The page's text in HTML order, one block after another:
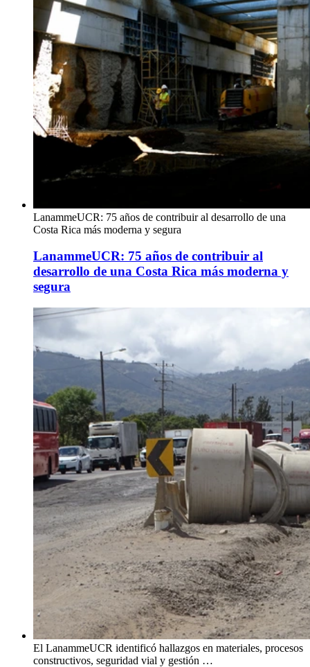
LanammeUCR: 75 años de contribuir al desarrollo de una
Costa Rica más moderna y segura
LanammeUCR: 75 años de contribuir al
desarrollo de una Costa Rica más moderna y
segura
El LanammeUCR identificó hallazgos en materiales, procesos
constructivos, seguridad vial y gestión …